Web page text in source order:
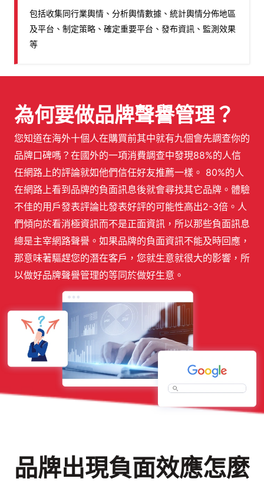
包括收集同行業輿情、分析輿情數據、統計輿情分佈地區
及平台、制定策略、確定重要平台、發布資訊、監測效果
等
為何要做品牌聲譽管理？
您知道在海外十個人在購買前其中就有九個會先調查你的
品牌口碑嗎？在國外的一項消費調查中發現88%的人信
任網路上的評論就如他們信任好友推薦一樣。 80%的人
在網路上看到品牌的負面訊息後就會尋找其它品牌。體驗
不佳的用戶發表評論比發表好評的可能性高出2-3倍。人
們傾向於看消極資訊而不是正面資訊，所以那些負面訊息
總是主宰網路聲譽。如果品牌的負面資訊不能及時回應，
那意味著驅趕您的潛在客戶，您就生意就很大的影響，所
以做好品牌聲譽管理的等同於做好生意。
品牌出現負面效應怎麼